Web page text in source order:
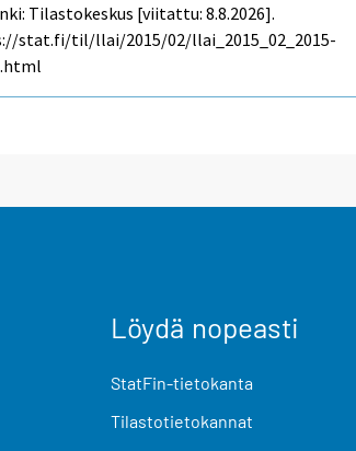
Tilastokeskus [viitattu: 8.8.2026].
stat.fi/til/llai/2015/02/llai_2015_02_2015-
Löydä nopeasti
StatFin-tietokanta
Tilastotietokannat